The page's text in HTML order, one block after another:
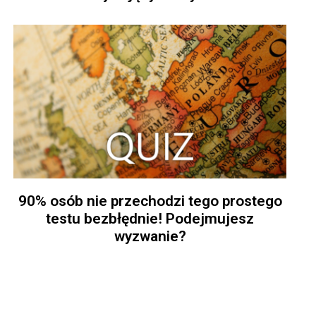
90% osób nie przechodzi tego prostego
testu bezbłędnie! Podejmujesz
wyzwanie?